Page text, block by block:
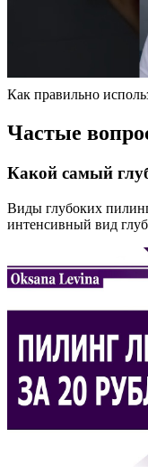
Как правильно
Частые
Какой самый
Виды глубоких
интенсивный вид